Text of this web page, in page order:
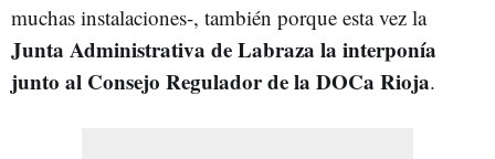
muchas instalaciones-, también porque esta vez la
Junta Administrativa de Labraza la interponía
junto al Consejo Regulador de la DOCa Rioja.